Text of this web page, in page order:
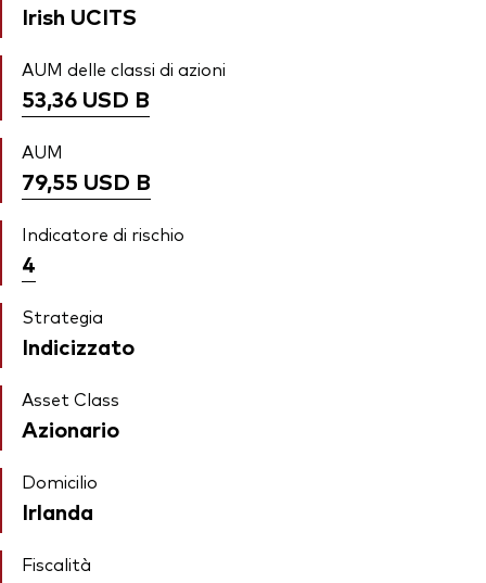
Irish UCITS
AUM delle classi di azioni
53,36 USD B
AUM
79,55 USD B
Indicatore di rischio
4
Strategia
Indicizzato
Asset Class
Azionario
Domicilio
Irlanda
Fiscalità